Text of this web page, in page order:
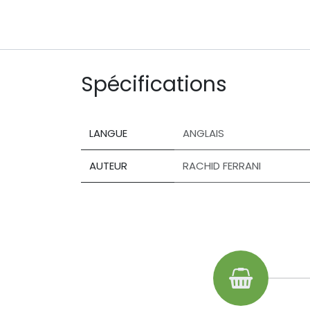
Spécifications
LANGUE ANGLAIS
AUTEUR RACHID FERRANI